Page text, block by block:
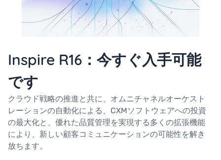
Inspire R16：今すぐ入手可能
です
クラウド戦略の推進と共に、オムニチャネルオーケスト
レーションの自動化による、CXMソフトウェアへの投資
の最大化と、優れた品質管理を実現する多くの拡張機能
により、新しい顧客コミュニケーションの可能性を解き
放ちます。